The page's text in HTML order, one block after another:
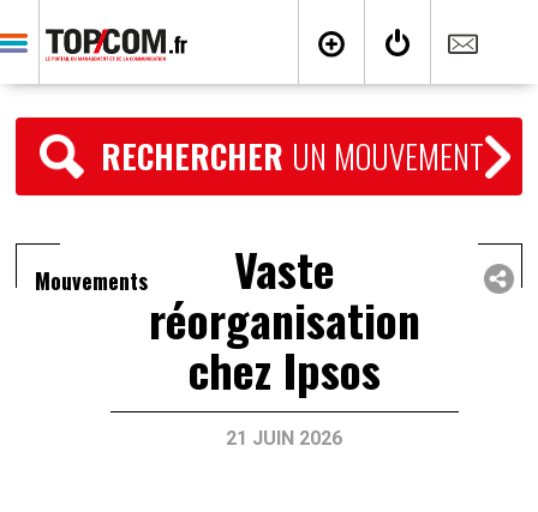
RECHERCHER UN MOUVEMENT
Mouvements Vaste
réorganisation
chez Ipsos
21 JUIN 2026